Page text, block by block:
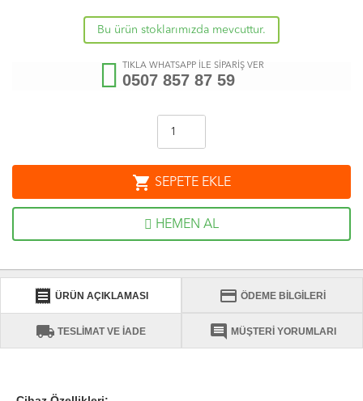
Bu ürün stoklarımızda mevcuttur.
TIKLA WHATSAPP İLE SİPARİŞ VER
0507 857 87 59
shopping_cart SEPETE EKLE
HEMEN AL
receipt ÜRÜN AÇIKLAMASI credit_card ÖDEME BİLGİLERİ
local_shipping TESLİMAT VE İADE comment MÜŞTERİ YORUMLARI